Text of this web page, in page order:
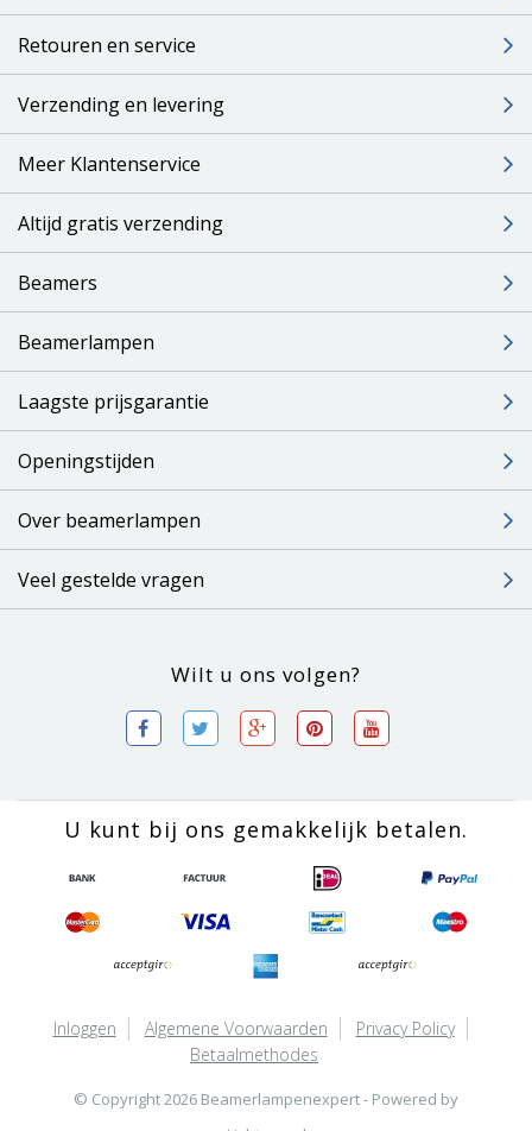
Retouren en service
Verzending en levering
Meer Klantenservice
Altijd gratis verzending
Beamers
Beamerlampen
Laagste prijsgarantie
Openingstijden
Over beamerlampen
Veel gestelde vragen
Wilt u ons volgen?
U kunt bij ons gemakkelijk betalen.
Inloggen Algemene Voorwaarden
Privacy Policy
Betaalmethodes
© Copyright 2026 Beamerlampenexpert - Powered by